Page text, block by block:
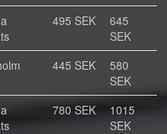
495 SEK
645
SEK
445 SEK
580
SEK
780 SEK
1015
SEK